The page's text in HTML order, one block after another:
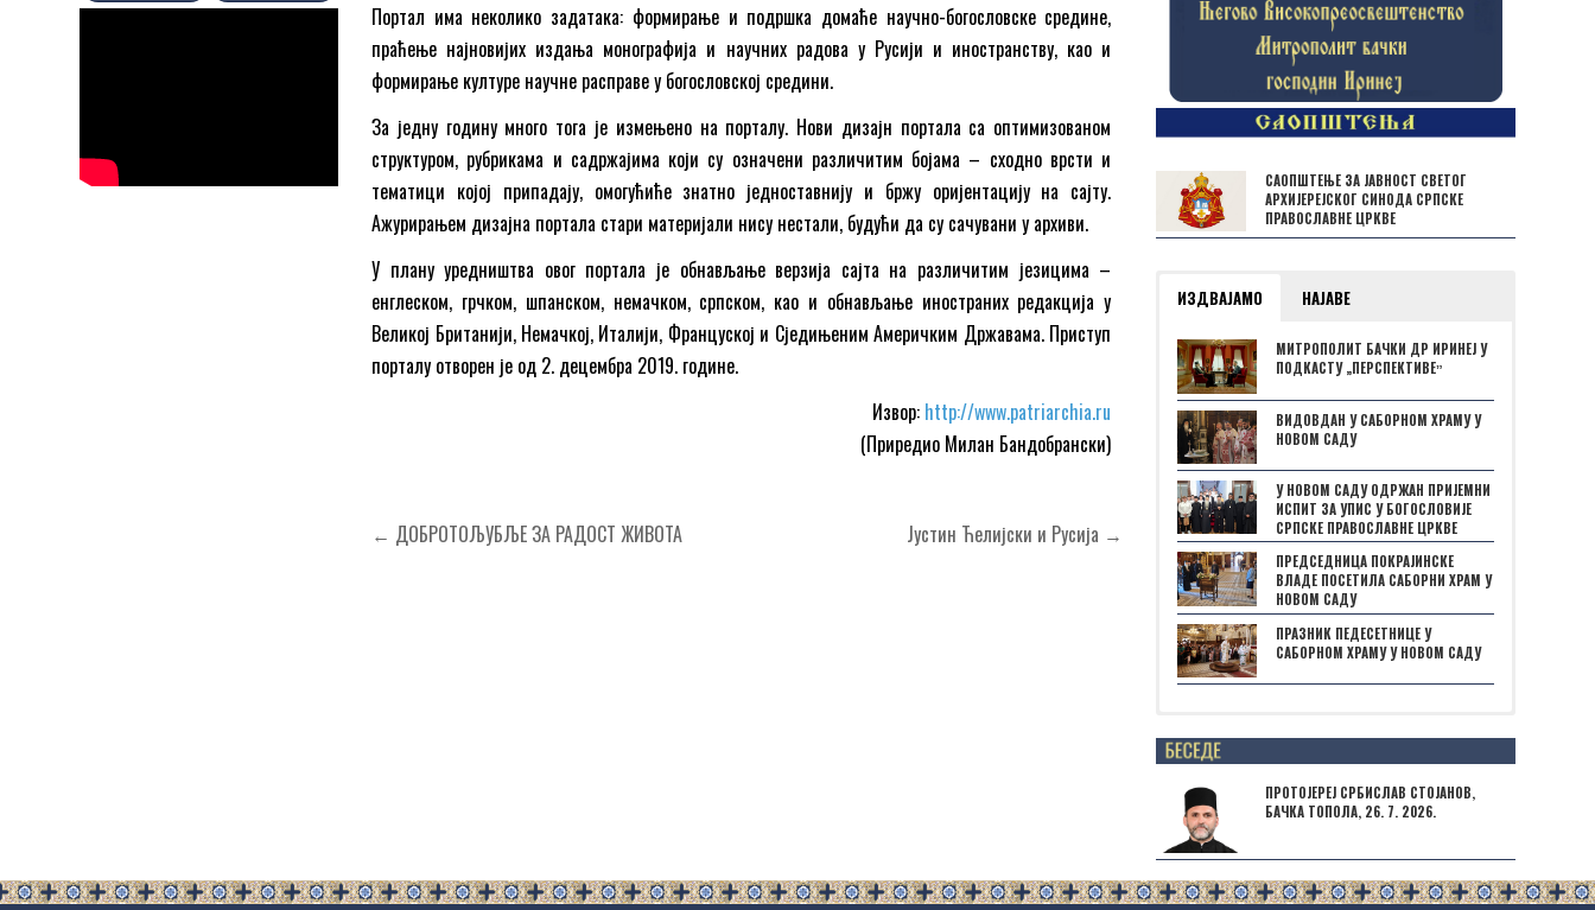
Портал има неколико задатака: формирање и подршка домаће научно-богословске средине,
праћење најновијих издања монографија и научних радова у Русији и иностранству, као и
формирање културе научне расправе у богословској средини.
За једну годину много тога је измењено на порталу. Нови дизајн портала са оптимизованом
структуром, рубрикама и садржајима који су означени различитим бојама – сходно врсти и
тематици којој припадају, омогућиће знатно једноставнију и бржу оријентацију на сајту.
Ажурирањем дизајна портала стари материјали нису нестали, будући да су сачувани у архиви.
У плану уредништва овог портала је обнављање верзија сајта на различитим језицима –
енглеском, грчком, шпанском, немачком, српском, као и обнављање иностраних редакција у
Великој Британији, Немачкој, Италији, Француској и Сједињеним Америчким Државама. Приступ
порталу отворен је од 2. децембра 2019. године.
Извор: http://www.patriarchia.ru
(Приредио Милан Бандобрански)
Кретање
← ДОБРОТОЉУБЉЕ ЗА РАДОСТ ЖИВОТА Јустин Ћелијски и Русија →
САОПШТЕЊЕ ЗА ЈАВНОСТ СВЕТОГ
АРХИЈЕРЕЈСКОГ СИНОДА СРПСКЕ
ПРАВОСЛАВНЕ ЦРКВЕ
ИЗДВАЈАМО НАЈАВЕ
МИТРОПОЛИТ БАЧКИ ДР ИРИНЕЈ У
ПОДКАСТУ „ПЕРСПЕКТИВЕˮ
ВИДОВДАН У САБОРНОМ ХРАМУ У
НОВОМ САДУ
У НОВОМ САДУ ОДРЖАН ПРИЈЕМНИ
ИСПИТ ЗА УПИС У БОГОСЛОВИЈЕ
СРПСКЕ ПРАВОСЛАВНЕ ЦРКВЕ
ПРЕДСЕДНИЦА ПОКРАЈИНСКЕ
ВЛАДЕ ПОСЕТИЛА САБОРНИ ХРАМ У
НОВОМ САДУ
ПРАЗНИК ПЕДЕСЕТНИЦЕ У
САБОРНОМ ХРАМУ У НОВОМ САДУ
Posts not found
ПРОТОЈЕРЕЈ СРБИСЛАВ СТОЈАНОВ,
БАЧКА ТОПОЛА, 26. 7. 2026.